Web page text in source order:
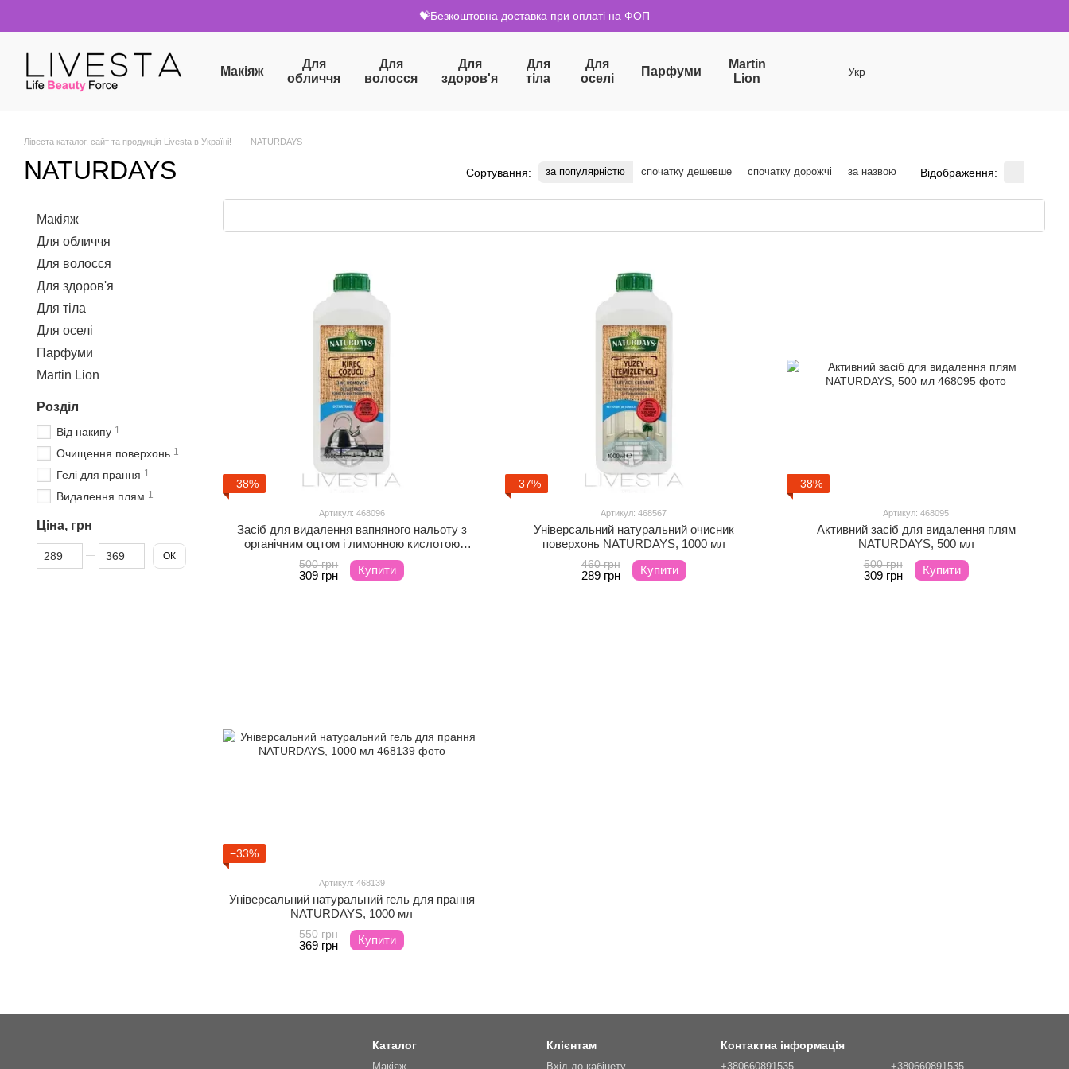
💝Безкоштовна доставка при оплаті на ФОП
Макіяж
Для
обличчя
Для
волосся
Для
здоров'я
Для
тіла
Для
оселі
Парфуми
Martin
Lion
Укр
Лівеста каталог, сайт та продукція Livesta в Україні! NATURDAYS
NATURDAYS Сортування: за популярністю спочатку дешевше спочатку дорожчі за назвою Відображення:
−38%
Артикул: 468096
Засіб для видалення вапняного нальоту з
органічним оцтом і лимонною кислотою
NATURDAYS, 1000
500 грн
309 грн Купити
−37%
Артикул: 468567
Універсальний натуральний очисник
поверхонь NATURDAYS, 1000 мл
460 грн
289 грн Купити
−38%
Артикул: 468095
Активний засіб для видалення плям
NATURDAYS, 500 мл
500 грн
309 грн Купити
−33%
Артикул: 468139
Універсальний натуральний гель для прання
NATURDAYS, 1000 мл
550 грн
369 грн Купити
Макіяж
Для обличчя
Для волосся
Для здоров'я
Для тіла
Для оселі
Парфуми
Martin Lion
Розділ
Від накипу 1
Очищення поверхонь 1
Гелі для прання 1
Видалення плям 1
Ціна, грн
Від Ціна, грн
До Ціна, грн ОК
Каталог
Макіяж
Клієнтам
Вхід до кабінету
Контактна інформація
+380660891535 +380660891535